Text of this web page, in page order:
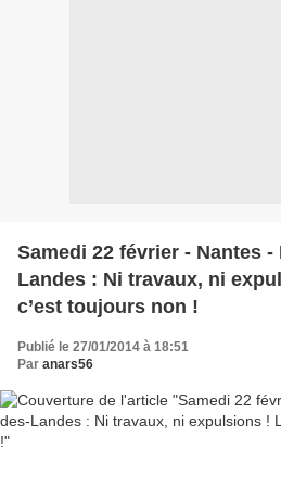
Samedi 22 février - Nantes -
Landes : Ni travaux, ni
c’est toujours non !
Publié le 27/01/2014 à 18:51
Par anars56